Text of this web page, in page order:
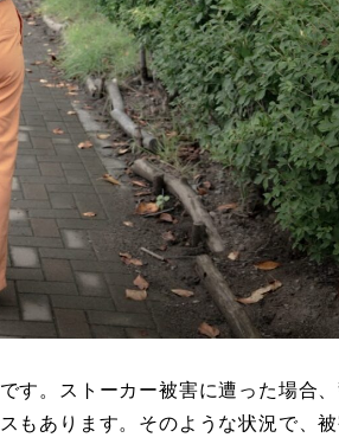
す。ストーカー被害に遭った場合
もあります。そのような状況で、